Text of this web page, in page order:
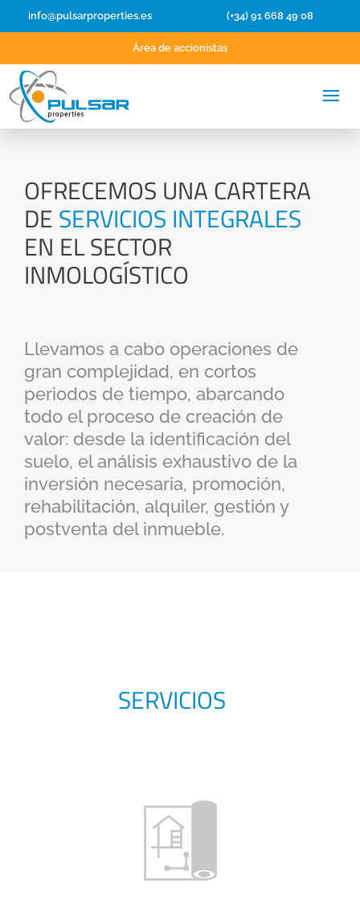
info@pulsarproperties.es (+34) 91 668 49 08
Área de accionistas
OFRECEMOS UNA CARTERA
DESERVICIOS INTEGRALES
EN EL SECTOR
INMOLOGÍSTICO
Llevamos a cabo operaciones de
gran complejidad, en cortos
periodos de tiempo, abarcando
todo el proceso de creación de
valor: desde la identificación del
suelo, el análisis exhaustivo de la
inversión necesaria, promoción,
rehabilitación, alquiler, gestión y
postventa del inmueble.
SERVICIOS